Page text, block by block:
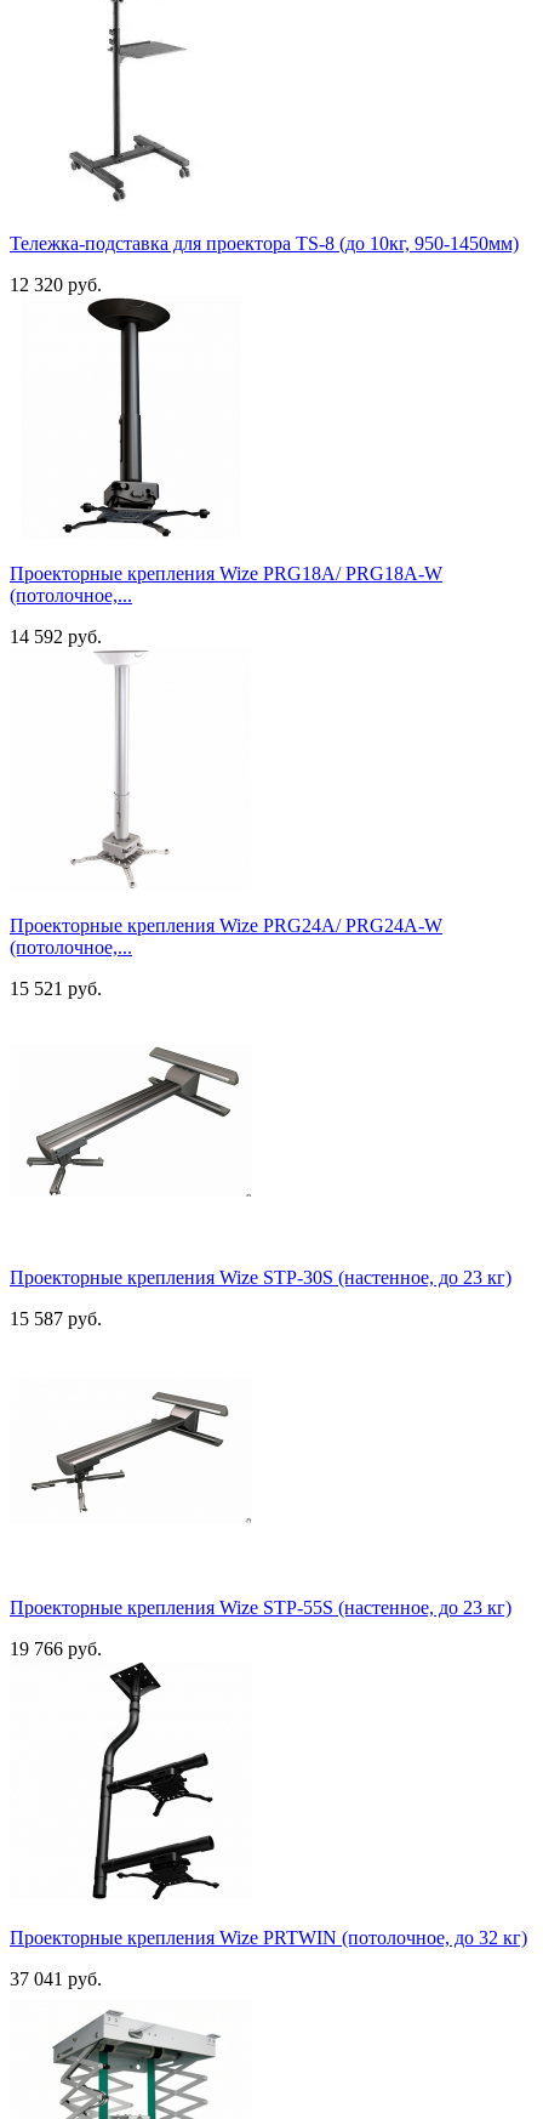
Тележка-подставка для проектора TS-8 (до 10кг, 950-1450мм)
12 320 руб.
Проекторные крепления Wize PRG18A/ PRG18A-W
(потолочное,...
14 592 руб.
Проекторные крепления Wize PRG24A/ PRG24A-W
(потолочное,...
15 521 руб.
Проекторные крепления Wize STP-30S (настенное, до 23 кг)
15 587 руб.
Проекторные крепления Wize STP-55S (настенное, до 23 кг)
19 766 руб.
Проекторные крепления Wize PRTWIN (потолочное, до 32 кг)
37 041 руб.